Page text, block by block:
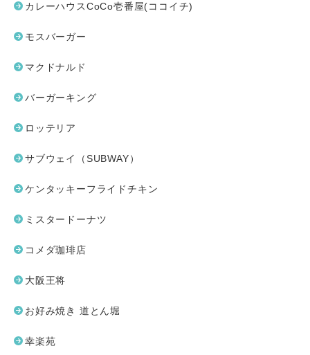
カレーハウスCoCo壱番屋(ココイチ)
モスバーガー
マクドナルド
バーガーキング
ロッテリア
サブウェイ（SUBWAY）
ケンタッキーフライドチキン
ミスタードーナツ
コメダ珈琲店
大阪王将
お好み焼き 道とん堀
幸楽苑